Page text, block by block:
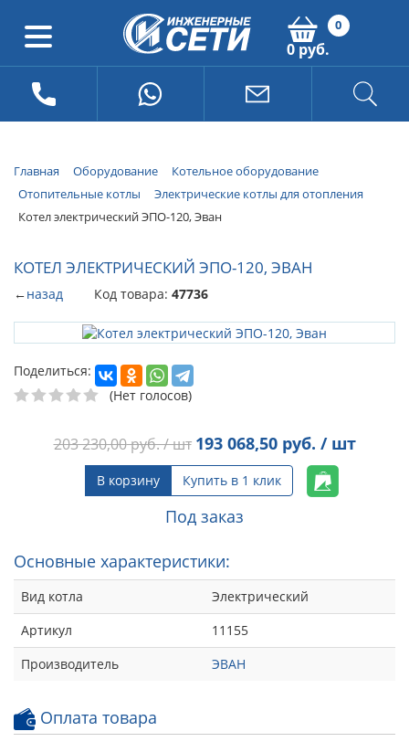
0
0 руб.
Главная Оборудование
Котельное оборудование
Отопительные котлы
Электрические котлы для отопления
Котел электрический ЭПО-120, Эван
КОТЕЛ ЭЛЕКТРИЧЕСКИЙ ЭПО-120, ЭВАН
←назад Код товара: 47736
Поделиться:
(Нет голосов)
203 230,00руб. / шт 193 068,50руб. / шт
В корзину Купить в 1 клик
Под заказ
Основные характеристики:
Вид котла
Электрический
Артикул
11155
Производитель
ЭВАН
Оплата товара